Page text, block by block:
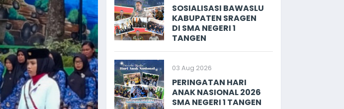
SOSIALISASI BAWASLU
KABUPATEN SRAGEN
DI SMA NEGERI 1
TANGEN
03 Aug 2026
PERINGATAN HARI
ANAK NASIONAL 2026
SMA NEGERI 1 TANGEN